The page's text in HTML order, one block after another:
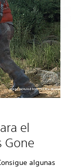
el
Gone
algunas